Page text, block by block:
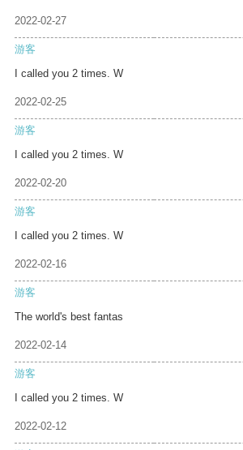
2022-02-27
游客
I called you 2 times. W
2022-02-25
游客
I called you 2 times. W
2022-02-20
游客
I called you 2 times. W
2022-02-16
游客
The world's best fantas
2022-02-14
游客
I called you 2 times. W
2022-02-12